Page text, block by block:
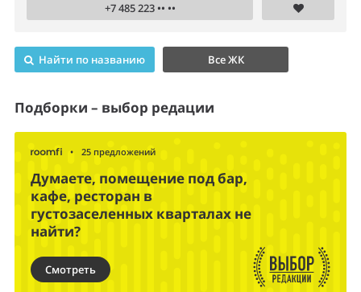
+7 485 223 •• ••
Найти по названию Все ЖК
Подборки – выбор редации
• 25 предложений
Думаете, помещение под бар,
кафе, ресторан в
густозаселенных кварталах не
найти?
Смотреть